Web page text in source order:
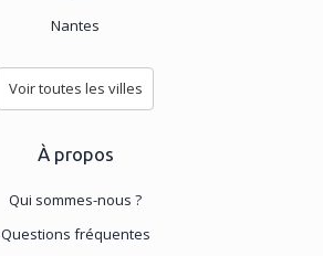
Nantes
Voir toutes les villes
À propos
Qui sommes-nous ?
Questions fréquentes